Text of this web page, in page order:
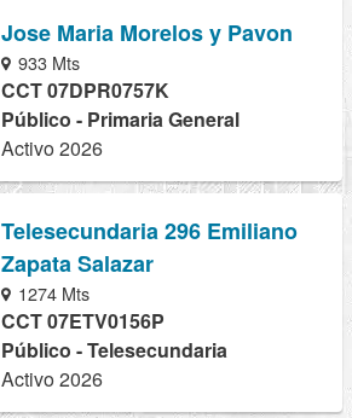
Jose Maria Morelos y Pavon
933 Mts
CCT 07DPR0757K
Público - Primaria General
Activo 2026
Telesecundaria 296 Emiliano
Zapata Salazar
1274 Mts
CCT 07ETV0156P
Público - Telesecundaria
Activo 2026